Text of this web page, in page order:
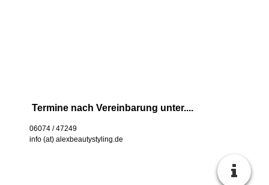
Termine nach Vereinbarung unter....
06074 / 47249
info (at) alexbeautystyling.de